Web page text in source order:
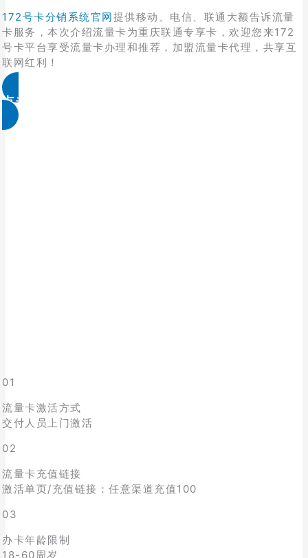
172号卡分销系统官网提供移动、电信、联通大额告诉流量
卡服务，本次介绍流量卡为重庆联通专享卡，欢迎您来172
号卡平台享受流量卡办理和推荐，加盟流量卡代理，共享互
联网红利！
点击免费领取
01
流量卡激活方式
交付人员上门激活
02
流量卡充值链接
激活单页/充值链接：任意渠道充值100
03
办卡年龄限制
18-60周岁